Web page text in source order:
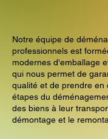
Notre équipe de
professionnels est
modernes d'emballage
qui nous permet de
qualité et de prendre en
étapes du
des biens à leur
démontage et le